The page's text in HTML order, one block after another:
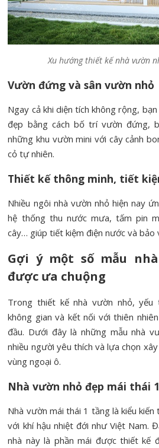
Xu hướng thiết kế nhà vườn
Vườn đứng và sân vườn nhỏ
Ngay cả khi diện tích không rộng,
đẹp bằng cách bố trí vườn đứng,
những khu vườn mini với cây cảnh
cỏ tự nhiên.
Thiết kế thông minh, tiết
Nhiều ngôi nhà vườn nhỏ hiện nay
hệ thống thu nước mưa, tấm pin
cây… giúp tiết kiệm điện nước và bảo
Gợi ý một số mẫu
được ưa chuộng
Trong thiết kế nhà vườn nhỏ,
không gian và kết nối với thiên
đầu. Dưới đây là những mẫu nhà
nhiều người yêu thích và lựa chọn
vùng ngoại ô.
Nhà vườn nhỏ đẹp mái thái
Nhà vườn mái thái 1 tầng là kiểu
với khí hậu nhiệt đới như Việt Nam.
nhà này là phần mái được thiết kế